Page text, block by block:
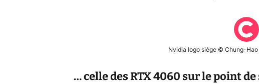
Nvidia logo siège © Chung-
… celle des RTX 4060 sur le point